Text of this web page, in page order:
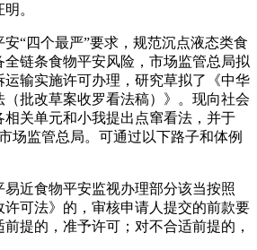
。
四个最严”要求，规范沉点液态类食
链条食物平安风险，市场监管总局拟
输实施许可办理，研究草拟了《中华
（批改草案收罗看法稿）》。现向社会
关单元和小我提出点窜看法，并于
场监管总局。可通过以下路子和体例
近食物平安监视办理部分该当按照
许可法》的，审核申请人提交的前款要
提的，准予许可；对不合适前提的，